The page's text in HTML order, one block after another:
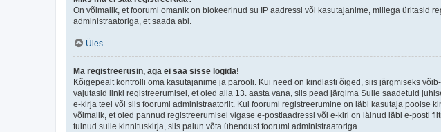
On võimalik, et foorumi omanik on blokeerinud su IP aadressi või kasutajanime, millega üritasid
administraatoriga, et saada abi.
Üles
Ma registreerusin, aga ei saa sisse logida!
Kõigepealt kontrolli oma kasutajanime ja parooli. Kui need on kindlasti õiged, siis järgmiseks
vajutasid linki registreerumisel, et oled alla 13. aasta vana, siis pead järgima Sulle saadetuid
e-kirja teel või siis foorumi administraatorilt. Kui foorumi registreerumine on läbi kasutaja
võimalik, et oled pannud registreerumisel vigase e-postiaadressi või e-kiri on läinud läbi e-posti
tulnud sulle kinnituskirja, siis palun võta ühendust foorumi administraatoriga.